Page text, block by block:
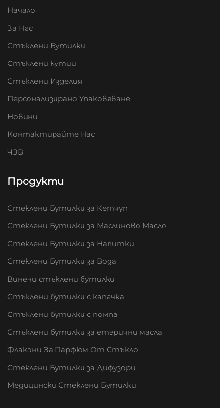
Начало
За Нас
Стъклени Бутилки
Стъклени кутии
Стъклени Изделия
Персонализирано Упаковяване
Новини
Контактирайте Нас
ЧЗВ
Продукти
Стеклени Бутилки за Кетчуп
Стеклени Бутилки за Маслиново Масло
Стеклени Бутилки за Напитки
Стеклени Бутилки за Вода
Винени стъклени бутилки
Стъклени бутилки с капачка
Стъклени бутилки с помпа
Стъклени бутилки за етерични масла
Флакони За Парфюм От Стъкло
Стеклени Бутилки за Дифузори
Медицински Стеклени Бутилки